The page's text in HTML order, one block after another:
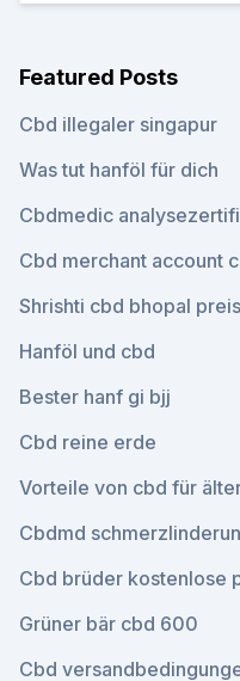
Featured Posts
Cbd illegaler singapur
Was tut hanföl für dich
Cbdmedic
Cbd merchant account
Shrishti cbd bhopal preis
Hanföl und cbd
Bester hanf gi bjj
Cbd reine erde
Vorteile von cbd für
Cbdmd
Cbd brüder kostenlose
Grüner bär cbd 600
Cbd